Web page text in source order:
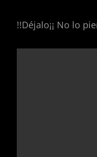
!!Déjalo¡¡ No lo